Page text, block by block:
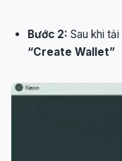
Bước 2: Sau khi
“Create Wallet”